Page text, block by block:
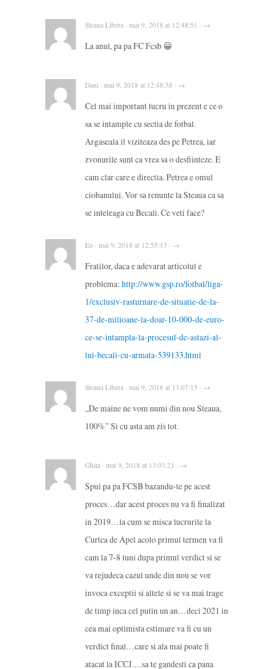
Steaua Libera · mai 9, 2018 at 12:48:51 · →
La anul, pa pa FC Fcsb 😀
Dani · mai 9, 2018 at 12:48:38 · →
Cel mai important lucru in prezent e ce o
sa se intample cu sectia de fotbal.
Argaseala il viziteaza des pe Petrea, iar
zvonurile sunt ca vrea sa o desfiinteze. E
cam clar care e directia. Petrea e omul
ciobanului. Vor sa renunte la Steaua ca sa
se inteleaga cu Becali. Ce veti face?
Eu · mai 9, 2018 at 12:55:13 · →
Fratilor, daca e adevarat articolul e
problema: http://www.gsp.ro/fotbal/liga-
1/exclusiv-rasturnare-de-situatie-de-la-
37-de-milioane-la-doar-10-000-de-euro-
ce-se-intampla-la-procesul-de-astazi-al-
lui-becali-cu-armata-539133.html
Steaua Libera · mai 9, 2018 at 13:07:15 · →
„De maine ne vom numi din nou Steaua,
100%” Si cu asta am zis tot.
Ghita · mai 9, 2018 at 13:03:21 · →
Spui pa pa FCSB bazandu-te pe acest
proces…dar acest proces nu va fi finalizat
in 2019…la cum se misca lucrurile la
Curtea de Apel acolo primul termen va fi
cam la 7-8 luni dupa primul verdict si se
va rejudeca cazul unde din nou se vor
invoca exceptii si altele si se va mai trage
de timp inca cel putin un an…deci 2021 in
cea mai optimista estimare va fi cu un
verdict final…care si ala mai poate fi
atacat la ICCJ….sa te gandesti ca pana